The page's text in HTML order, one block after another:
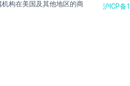
构在美国及其他地区的商
沪ICP备